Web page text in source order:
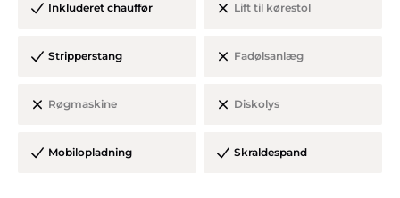
•Robuste fastgjorte bænke
•Kæmpe musikanlæg
Inkluderet chauffør Lift til kørestol
Stripperstang Fadølsanlæg
Røgmaskine Diskolys
Mobilopladning Skraldespand